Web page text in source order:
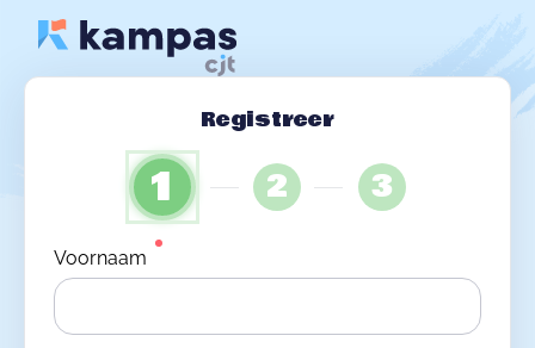
Registreer
1 2 3
Voornaam